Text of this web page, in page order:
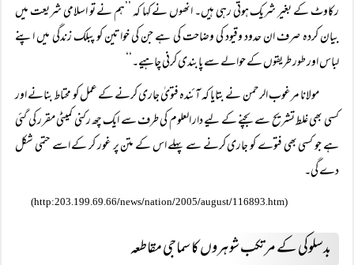
رکاوٹ کے بغیر شریک ہوتی رہی ہیں۔ انھوں نے کہا کہ ’’ہم نے تو اسلامی شریعت میں
بیان کردہ صرف ان حدود وقیود کی وضاحت کی ہے جن کی خواتین کو پبلک زندگی میں اپنے
لباس اور طور طریقوں کے حوالے سے پابندی کرنی چاہیے۔‘‘
مولانا مرغوب الرحمن نے بتایا کہ آئندہ فتویٰ جاری کرنے کے عمل کو محتاط بنانے اور
کسی بھی غلط تشریح سے بچنے کے لیے دار العلوم کی طرف سے ایک چھ رکنی کمیٹی مقرر کی گئی
ہے جو کسی بھی فتوے کو جاری کرنے سے پہلے اس کے متن پر غور کر کے اسے حتمی شکل
دے گی۔
(http:203.199.69.66/news/nation/2005/august/116893.htm)
بدسلوکی کے مرتکب شوہروں کا سماجی مقاطعہ